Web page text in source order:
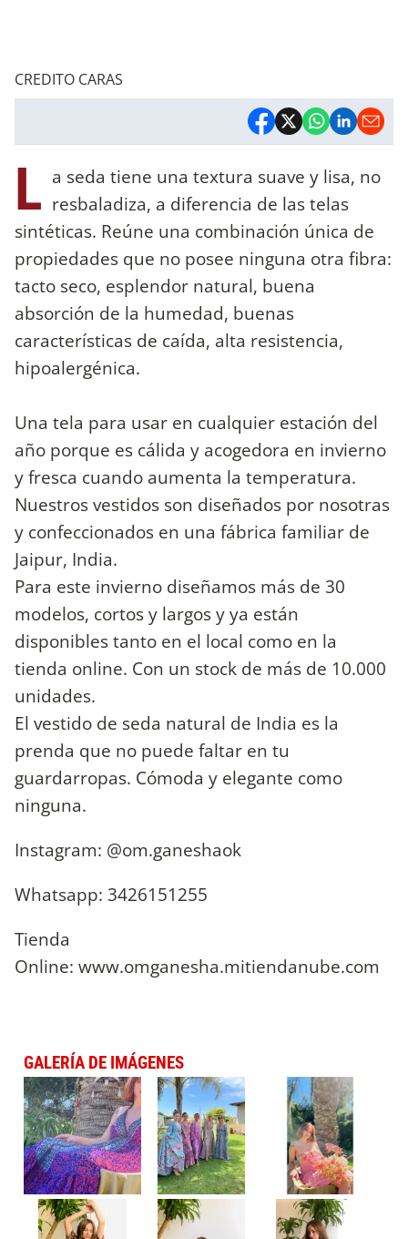
CREDITO CARAS
L a seda tiene una textura suave y lisa, no
resbaladiza, a diferencia de las telas
sintéticas. Reúne una combinación única de
propiedades que no posee ninguna otra fibra:
tacto seco, esplendor natural, buena
absorción de la humedad, buenas
características de caída, alta resistencia,
hipoalergénica.
Una tela para usar en cualquier estación del
año porque es cálida y acogedora en invierno
y fresca cuando aumenta la temperatura.
Nuestros vestidos son diseñados por nosotras
y confeccionados en una fábrica familiar de
Jaipur, India.
Para este invierno diseñamos más de 30
modelos, cortos y largos y ya están
disponibles tanto en el local como en la
tienda online. Con un stock de más de 10.000
unidades.
El vestido de seda natural de India es la
prenda que no puede faltar en tu
guardarropas. Cómoda y elegante como
ninguna.
Instagram: @om.ganeshaok
Whatsapp: 3426151255
Tienda
Online: www.omganesha.mitiendanube.com
GALERÍA DE IMÁGENES